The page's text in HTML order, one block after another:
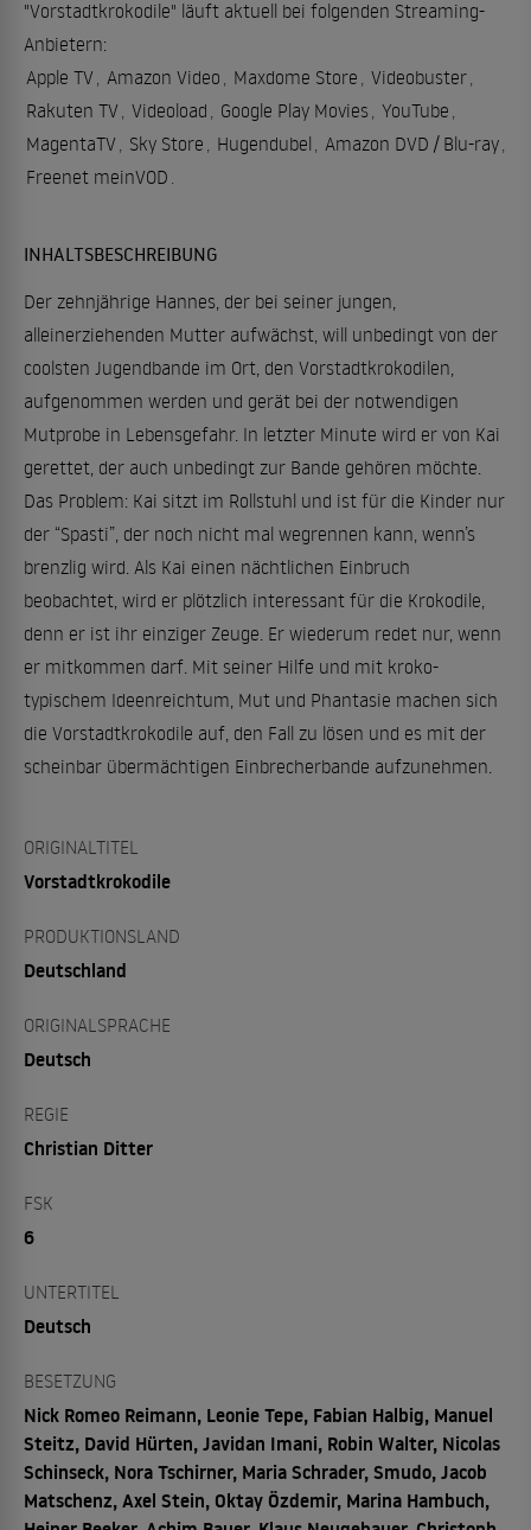
"Vorstadtkrokodile" läuft aktuell bei folgenden Streaming-
Anbietern:
Apple TV, Amazon Video , Maxdome Store , Videobuster,
Rakuten TV, Videoload , Google Play Movies, YouTube ,
MagentaTV, Sky Store , Hugendubel , Amazon DVD / Blu-ray,
Freenet meinVOD .
INHALTSBESCHREIBUNG
Der zehnjährige Hannes, der bei seiner jungen,
alleinerziehenden Mutter aufwächst, will unbedingt von der
coolsten Jugendbande im Ort, den Vorstadtkrokodilen,
aufgenommen werden und gerät bei der notwendigen
Mutprobe in Lebensgefahr. In letzter Minute wird er von Kai
gerettet, der auch unbedingt zur Bande gehören möchte.
Das Problem: Kai sitzt im Rollstuhl und ist für die Kinder nur
der “Spasti”, der noch nicht mal wegrennen kann, wenn’s
brenzlig wird. Als Kai einen nächtlichen Einbruch
beobachtet, wird er plötzlich interessant für die Krokodile,
denn er ist ihr einziger Zeuge. Er wiederum redet nur, wenn
er mitkommen darf. Mit seiner Hilfe und mit kroko-
typischem Ideenreichtum, Mut und Phantasie machen sich
die Vorstadtkrokodile auf, den Fall zu lösen und es mit der
scheinbar übermächtigen Einbrecherbande aufzunehmen.
ORIGINALTITEL
Vorstadtkrokodile
PRODUKTIONSLAND
Deutschland
ORIGINALSPRACHE
Deutsch
REGIE
Christian Ditter
FSK
6
UNTERTITEL
Deutsch
BESETZUNG
Nick Romeo Reimann, Leonie Tepe, Fabian Halbig, Manuel
Steitz, David Hürten, Javidan Imani, Robin Walter, Nicolas
Schinseck, Nora Tschirner, Maria Schrader, Smudo, Jacob
Matschenz, Axel Stein, Oktay Özdemir, Marina Hambuch,